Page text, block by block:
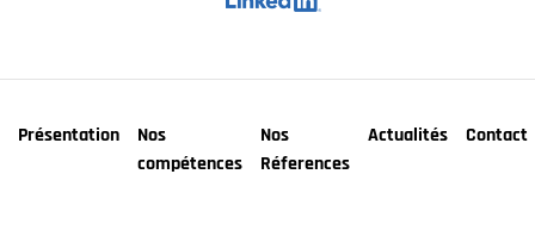
Présentation
Nos
compétences
Nos
Réferences
Actualités Contact